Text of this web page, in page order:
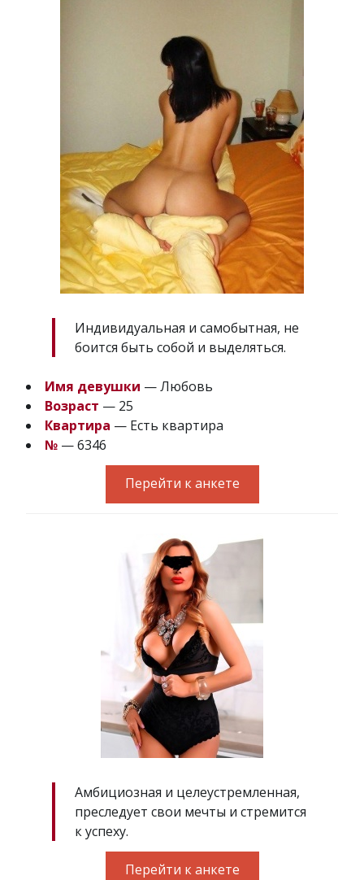
Индивидуальная и самобытная, не
боится быть собой и выделяться.
Имя девушки — Любовь
Возраст — 25
Квартира — Есть квартира
№ — 6346
Перейти к анкете
Амбициозная и целеустремленная,
преследует свои мечты и стремится
к успеху.
Перейти к анкете